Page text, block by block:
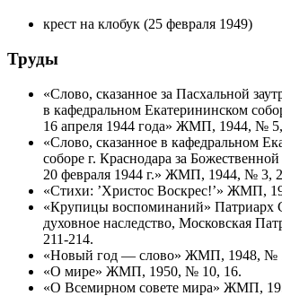
крест на клобук (25 февраля 1949)
Труды
«Слово, сказанное за Пасхальной
в кафедральном Екатерининском
16 апреля 1944 года» ЖМП, 1944, №
«Слово, сказанное в кафедральном
соборе г. Краснодара за
20 февраля 1944 г.» ЖМП, 1944, № 3,
«Стихи: ’Христос Воскрес!’» ЖМП,
«Крупицы воспоминаний» Патриарх
духовное наследство, Московская
211-214.
«Новый год — слово» ЖМП, 1948, №
«О мире» ЖМП, 1950, № 10, 16.
«О Всемирном совете мира» ЖМП,